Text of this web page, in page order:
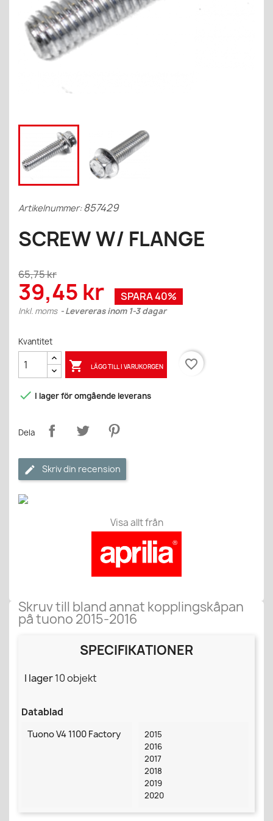
Artikelnummer: 857429
SCREW W/ FLANGE
65,75 kr
39,45 kr SPARA 40%
Inkl. moms Levereras inom 1-3 dagar
Kvantitet
 LÄGG TILL I VARUKORGEN favorite_border
 I lager för omgående leverans
Dela
Skriv din recension
Visa allt från
Skruv till bland annat kopplingskåpan
på tuono 2015-2016
SPECIFIKATIONER
I lager10 objekt
Datablad
Tuono V4 1100 Factory
2015
2016
2017
2018
2019
2020